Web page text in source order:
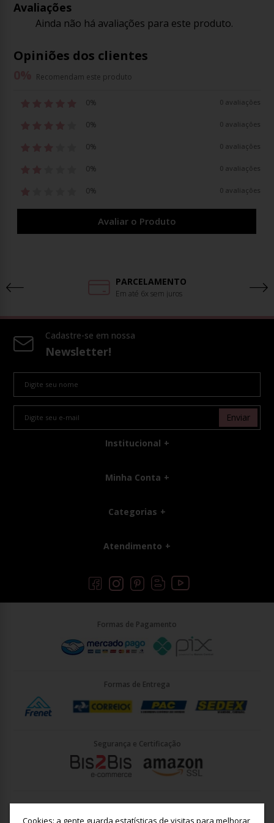
Cookies: a gente guarda estatísticas de visitas para melhorar
Avaliações
Ainda não há avaliações para este produto.
Opiniões dos clientes
Recomendam este produto
0% 0 avaliações
0% 0 avaliações
0% 0 avaliações
0% 0 avaliações
0% 0 avaliações
Avaliar o Produto
PARCELAMENTO
Em até 6x sem juros
Cadastre-se em nossa
Newsletter!
Enviar
Institucional
Minha Conta
Categorias
Atendimento
Formas de Pagamento
Formas de Entrega
Segurança e Certificação
João José Rodrigues 21, Jundiaí - SP - CEP: 13201-001